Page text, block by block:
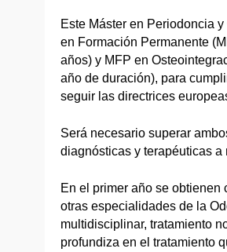
Este Máster en Periodoncia
en Formación Permanente
años) y MFP en
año de duración), para
seguir las directrices
Será necesario superar
diagnósticas y terapéuticas
En el primer año se
otras especialidades de la
multidisciplinar, tratamiento
profundiza en el tratamiento